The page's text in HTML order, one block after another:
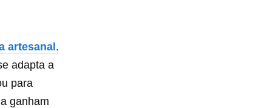
artesanal .
adapta a
para
ganham